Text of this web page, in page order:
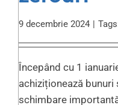
9 decembrie 2024
Începând cu 1
achiziționează bunuri
schimbare